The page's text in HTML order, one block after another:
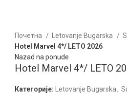
Почетна
Letovanje Bugarska
Hotel Marvel 4*/ LETO 2026
Nazad na ponude
Hotel Marvel 4*/ LETO
Категорије: Letovanje Bugarska,